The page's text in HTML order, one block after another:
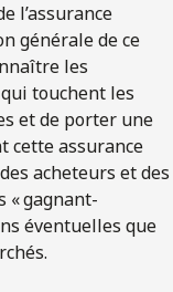
l’assurance
générale de ce
les
touchent les
et de porter une
cette assurance
acheteurs et des
« gagnant-
éventuelles que